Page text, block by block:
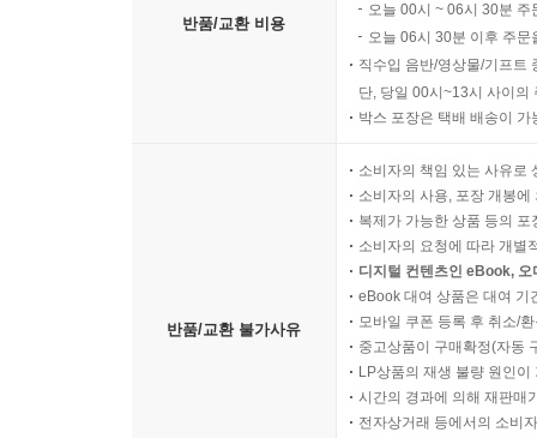
반품/교환 비용
오늘 00시 ~ 06시 30분
오늘 06시 30분 이후 주
직수입 음반/영상물/기프트
단, 당일 00시~13시 사이의
박스 포장은 택배 배송이
반품/교환 불가사유
소비자의 책임 있는 사유로
소비자의 사용, 포장 개봉
복제가 가능한 상품 등의
소비자의 요청에 따라 개별
디지털 컨텐츠인 eBook,
eBook 대여 상품은 대여 기
모바일 쿠폰 등록 후 취소/
중고상품이 구매확정(자동
LP상품의 재생 불량 원인
시간의 경과에 의해 재판매
전자상거래 등에서의 소비